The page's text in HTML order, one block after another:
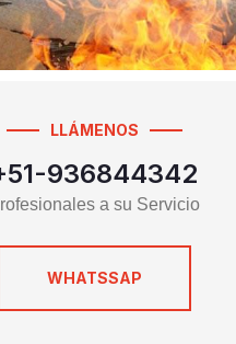
LLÁMENOS
936844342
a su Servicio
WHATSSAP